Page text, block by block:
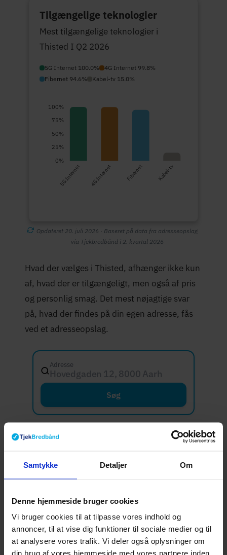
Samtykke Detaljer Om
Denne hjemmeside bruger cookies
Vi bruger cookies til at tilpasse vores indhold og
annoncer, til at vise dig funktioner til sociale medier og til
at analysere vores trafik. Vi deler også oplysninger om
din brug af vores hjemmeside med vores partnere inden
Tilgængelige teknologier
Mest tilgængelige teknologier i
Thisted I Q2 2026
5G Internet 100.0%
4G Internet 99.8%
Fibernet 94.6%
Kabel-tv 15.0%
100%
75%
50%
25%
0%
5G Internet 4G Internet Fibernet Kabel-tv
Opdateret 20. juli 2026 · Baseret på data fra adresseopslag
via Tjekbredbånd i 2. kvartal 2026
Hvad der vælges i Thisted, afhænger ikke kun
af, hvad der er tilgængeligt, men også af pris
og personlig smag. Det mest nøjagtige svar
på, hvad der findes på din egen adresse, fås
ved et adresseopslag.
Adresse
Hovedgaden 12, 8000 Aarhus C
Søg
Hvad er dine
husstand, og der er ikke nødvendigvis nogen
grund til at betale for den hurtigste
forbindelse, hvis din daglige brug ikke kræver
det. For mange i Thisted handler det om at